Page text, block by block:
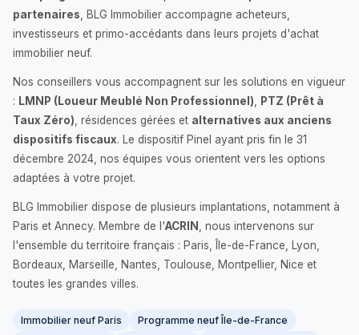
partenaires , BLG Immobilier accompagne acheteurs,
investisseurs et primo-accédants dans leurs projets d'achat
immobilier neuf.
Nos conseillers vous accompagnent sur les solutions en vigueur
: LMNP (Loueur Meublé Non Professionnel)
PTZ (Prêt à
Taux Zéro) , résidences gérées et alternatives aux anciens
dispositifs fiscaux. Le dispositif Pinel ayant pris fin le 31
décembre 2024, nos équipes vous orientent vers les options
adaptées à votre projet.
BLG Immobilier dispose de plusieurs implantations, notamment à
Paris et Annecy. Membre de l'ACRIN
, nous intervenons sur
l'ensemble du territoire français : Paris, Île-de-France, Lyon,
Bordeaux, Marseille, Nantes, Toulouse, Montpellier, Nice et
toutes les grandes villes.
Immobilier neuf Paris
Programme neuf Île-de-France